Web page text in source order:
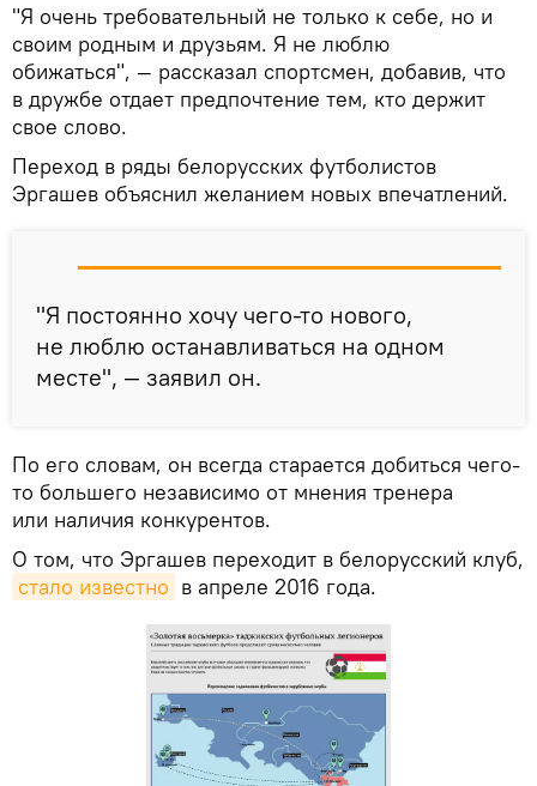
"Я очень требовательный не только к себе, но и
своим родным и друзьям. Я не люблю
обижаться", — рассказал спортсмен, добавив, что
в дружбе отдает предпочтение тем, кто держит
свое слово.
Переход в ряды белорусских футболистов
Эргашев объяснил желанием новых впечатлений.
"Я постоянно хочу чего-то нового,
не люблю останавливаться на одном
месте", — заявил он.
По его словам, он всегда старается добиться чего-
то большего независимо от мнения тренера
или наличия конкурентов.
О том, что Эргашев переходит в белорусский клуб,
стало известно в апреле 2016 года.